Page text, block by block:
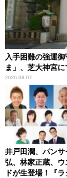
入手困難の強運
ま」、芝大神宮
2026.08.07
井戸田潤、パンサ
弘、林家正蔵、
ドが生登場！『